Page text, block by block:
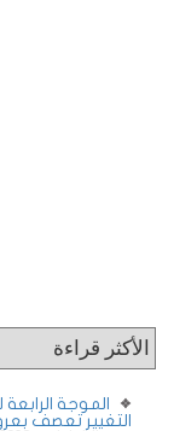
الموجة
التغيير تعصف